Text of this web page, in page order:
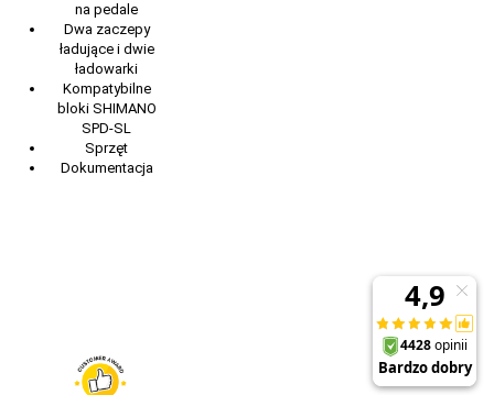
na pedale
Dwa zaczepy
ładujące i dwie
ładowarki
Kompatybilne
bloki SHIMANO
SPD-SL
Sprzęt
Dokumentacja
Wiele rowerów, jeden pomiar mocy. Garmin Rally
110 i 210
Garmin Rally 110 i 210 to pedały z miernikiem mocy. Poznaj ich